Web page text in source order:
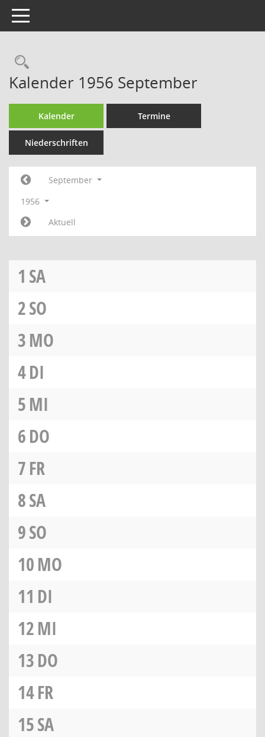
Toggle navigation
Rechercheauswahl
Kalender 1956 September
Kalender Termine
Niederschriften
September
1956
Aktuell
1 SA
2SO
3MO
4DI
5MI
6DO
7FR
8SA
9SO
10MO
11 DI
12MI
13DO
14FR
15SA